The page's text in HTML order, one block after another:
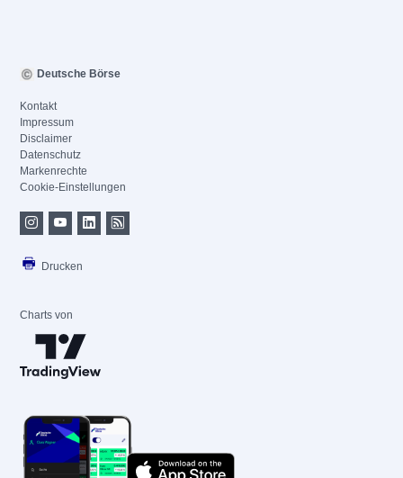
Deutsche Börse
Kontakt
Impressum
Disclaimer
Datenschutz
Markenrechte
Cookie-Einstellungen
Drucken
Charts von